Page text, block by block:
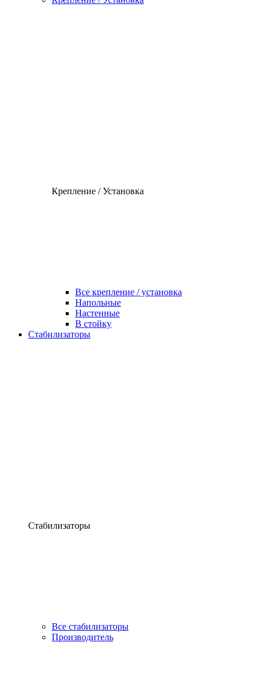
Крепление / Установка
Все крепление / установка
Напольные
Настенные
В стойку
Стабилизаторы
Стабилизаторы
Все стабилизаторы
Производитель